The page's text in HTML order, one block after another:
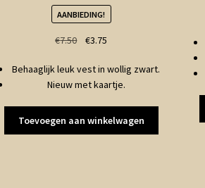
AANBIEDING!
€7.50
Oorspronkelijke
was:
€7.50.
€3.75
is:
€3.75.
Behaaglijk leuk vest in wollig zwart.
Nieuw met kaartje.
Toevoegen aan winkelwagen